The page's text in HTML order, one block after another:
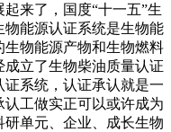
来了，国度“十一五”生
能源认证系统是生物能
物能源产物和生物燃料
立了生物柴油质量认证
系统，认证承认就是一
工做实正可以或许成为
单元、企业、成长生物